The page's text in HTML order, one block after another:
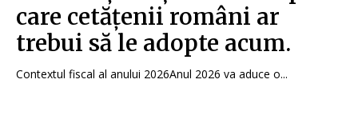
care cetățenii români ar
trebui să le adopte acum.
Contextul fiscal al anului 2026Anul 2026 va aduce o...